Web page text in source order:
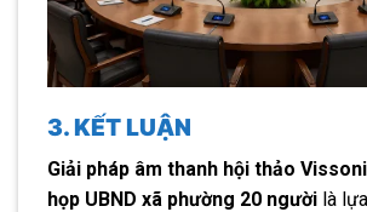
3. KẾT LUẬN
Giải pháp âm thanh hội thảo
họp UBND xã phường 20 người là